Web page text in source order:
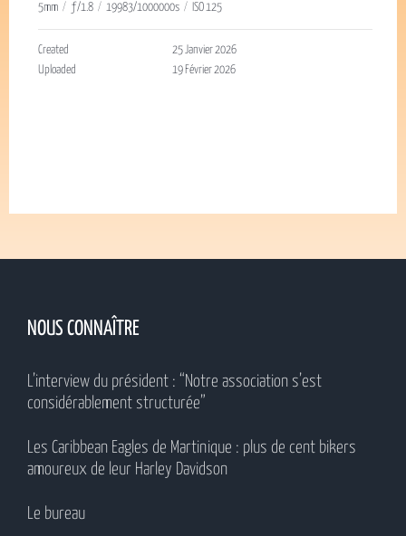
5mm / ƒ/1.8 / 19983/1000000s / ISO 125
Created
25 Janvier 2026
Uploaded
19 Février 2026
NOUS CONNAÎTRE
L’interview du président : “Notre association s’est
considérablement structurée”
Les Caribbean Eagles de Martinique : plus de cent bikers
amoureux de leur Harley Davidson
Le bureau